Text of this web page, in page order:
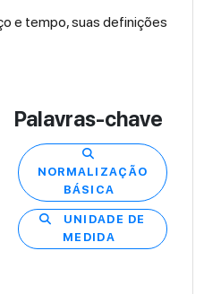
e tempo, suas definições
Palavras-chave
NORMALIZAÇÃO
BÁSICA
UNIDADE DE
MEDIDA